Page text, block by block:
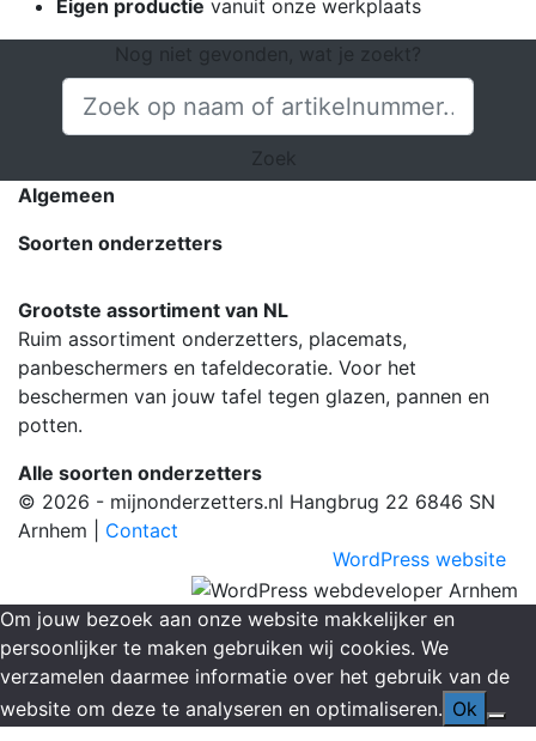
Eigen productie vanuit onze werkplaats
Nog niet gevonden, wat je zoekt?
Zoek
Algemeen
Soorten onderzetters
Grootste assortiment van NL
Ruim assortiment onderzetters, placemats,
panbeschermers en tafeldecoratie. Voor het
beschermen van jouw tafel tegen glazen, pannen en
potten.
Alle soorten onderzetters
© 2026 - mijnonderzetters.nl Hangbrug 22 6846 SN
Arnhem | Contact
WordPress website
Om jouw bezoek aan onze website makkelijker en
persoonlijker te maken gebruiken wij cookies. We
verzamelen daarmee informatie over het gebruik van de
website om deze te analyseren en optimaliseren. Ok